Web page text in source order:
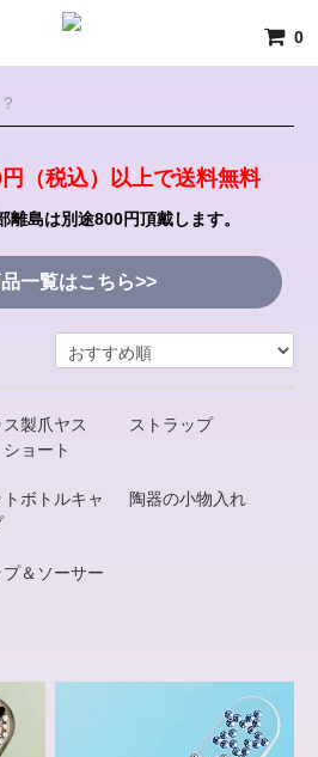
0
（税込）以上で送料無料
離島は別途800円頂戴します。
一覧はこちら>>
ス製爪ヤス
ョート
ストラップ
ボトルキャ
陶器の小物入れ
プ＆ソーサー